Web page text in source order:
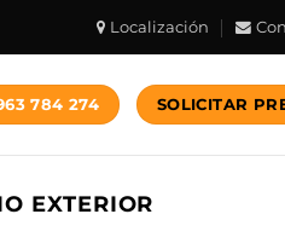
Localización
784 274 SOLICITAR
EXTERIOR